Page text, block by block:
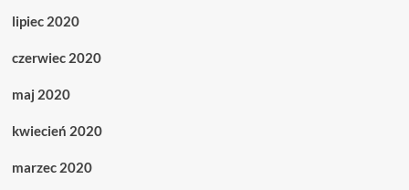
lipiec 2020
czerwiec 2020
maj 2020
kwiecień 2020
marzec 2020